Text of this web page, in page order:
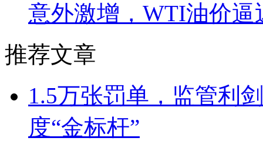
意外激增，WTI油价
推荐文章
1.5万张罚单，监管利
度“金标杆”